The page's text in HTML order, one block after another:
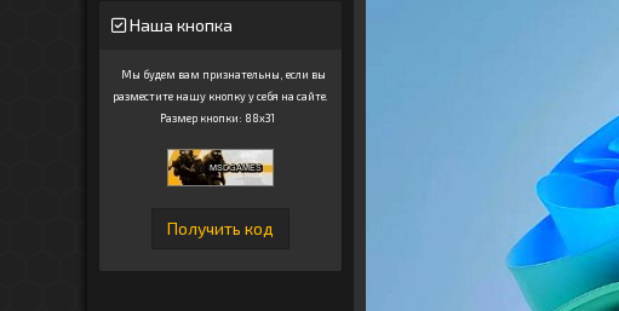
Наша кнопка
Мы будем вам признательны, если вы
разместите нашу кнопку у себя на сайте.
Размер кнопки: 88x31